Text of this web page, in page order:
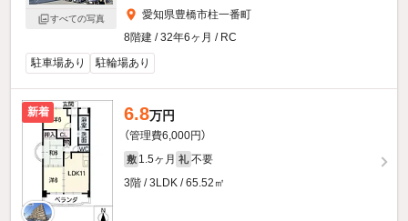
すべての写真
愛知県豊橋市柱一番町
8階建 / 32年6ヶ月 / RC
駐車場あり
駐輪場あり
新着 6.8万円
（管理費6,000円）
敷 1.5ヶ月 礼 不要
3階 / 3LDK / 65.52㎡